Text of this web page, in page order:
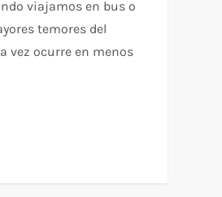
viajamos en bus o
temores del
vez ocurre en menos